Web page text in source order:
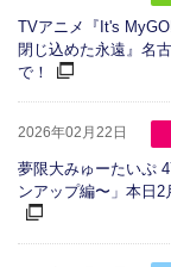
TVアニメ『It's
閉じ込めた永遠』名
で！
2026年02月22日
夢限大みゅーたいぷ
ンアップ編〜」本日2